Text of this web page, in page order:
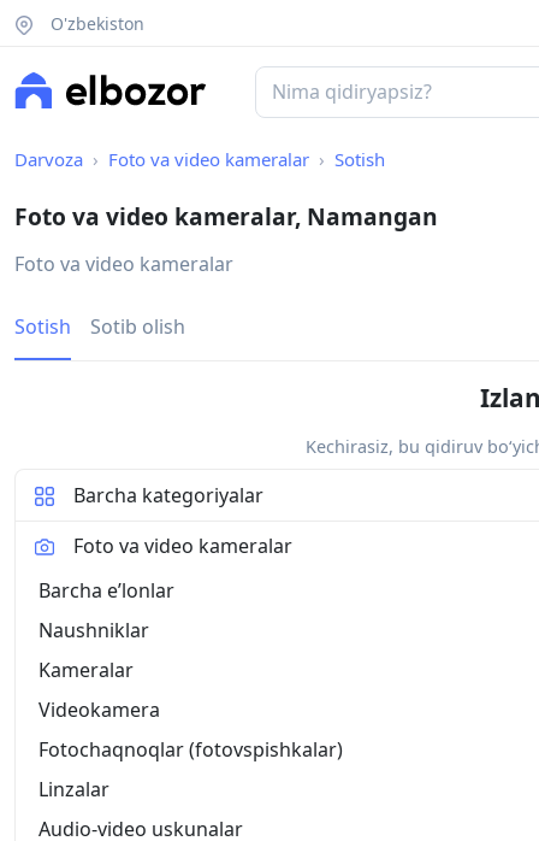
O'zbekiston
Darvoza Foto va video kameralar Sotish
Foto va video kameralar, Namangan
Foto va video kameralar
Sotish Sotib olish
Kechirasiz, bu qidiruv
Barcha kategoriyalar
Foto va video kameralar
Barcha eʼlonlar
Naushniklar
Kameralar
Videokamera
Fotochaqnoqlar (fotovspishkalar)
Linzalar
Audio-video uskunalar